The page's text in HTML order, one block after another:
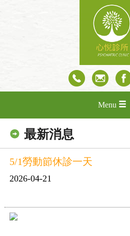
Menu
最新消息
5/1勞動節休診一天
2026-04-21